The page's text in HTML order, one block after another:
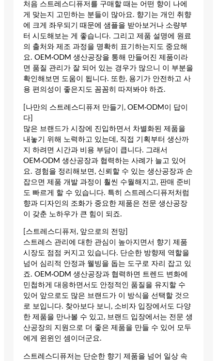
처음 스트레스디퓨저를 구매할 때는 어떤 향이 나에
게 맞는지 고민하는 분들이 많아요. 향기는 개인 취향
에 크게 좌우되기 때문에 샘플을 받아보거나 소량부
터 시도해보는 게 좋습니다. 그리고 제품 설명에 원료
의 출처와 제조 과정을 명확히 표기하는지도 중요해
요. OEM·ODM 생산공장을 통해 만들어진 제품이라
면 품질 관리가 잘 되어 있는 경우가 많으니 이 부분을
확인해보면 도움이 됩니다. 또한, 용기가 안전하고 사
용 편의성이 좋은지도 꼼꼼히 따져봐야 하죠.
[나만의 스트레스디퓨저 만들기, OEM·ODM이 답이
다]
많은 브랜드가 시장에 진입하면서 차별화된 제품을
내놓기 위해 노력하고 있는데, 직접 기획부터 생산까
지 하려면 시간과 비용 부담이 큽니다. 그래서
OEM·ODM 생산공장과 협력하는 사례가 늘고 있어
요. 경험을 정리해보면, 신뢰할 수 있는 생산공장과 손
잡으면 제품 개발 과정이 훨씬 수월해지고, 판매 준비
도 빠르게 할 수 있습니다. 특히 스트레스디퓨저처럼
향과 디자인의 조화가 중요한 제품은 전문 생산공장
이 갖춘 노하우가 큰 힘이 되죠.
[스트레스디퓨저, 앞으로의 전망]
스트레스 관리에 대한 관심이 높아지면서 향기 제품
시장도 점점 커지고 있습니다. 단순한 방향제 역할을
넘어 심리적 안정과 웰빙을 돕는 도구로 자리 잡고 있
죠. OEM·ODM 생산공장과 협력하면 트렌드 변화에
민첩하게 대응하면서도 안정적인 품질을 유지할 수
있어 앞으로도 많은 브랜드가 이 방식을 선택할 것으
로 보입니다. 찾아보다 보니, 소비자 입장에서도 다양
한 제품을 만나볼 수 있고, 브랜드 입장에서는 전문 생
산공장의 지원으로 더 좋은 제품을 만들 수 있어 모두
에게 윈윈인 셈이더군요.
스트레스디퓨저는 단순한 향기 제품을 넘어 일상 속